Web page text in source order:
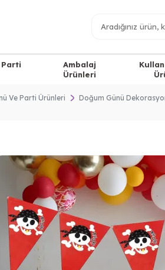
Parti
Ambalaj
Ürünleri
Ve Parti Ürünleri Doğum Günü